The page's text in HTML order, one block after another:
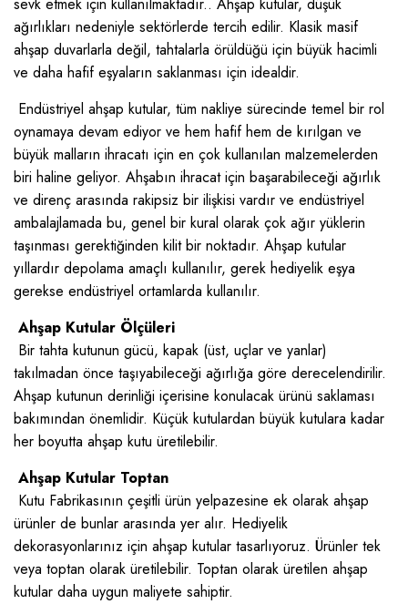
sevk etmek için kullanılmaktadır.. Ahşap kutular, düşük
ağırlıkları nedeniyle sektörlerde tercih edilir. Klasik masif
ahşap duvarlarla değil, tahtalarla örüldüğü için büyük hacimli
ve daha hafif eşyaların saklanması için idealdir.
Endüstriyel ahşap kutular, tüm nakliye sürecinde temel bir rol
oynamaya devam ediyor ve hem hafif hem de kırılgan ve
büyük malların ihracatı için en çok kullanılan malzemelerden
biri haline geliyor. Ahşabın ihracat için başarabileceği ağırlık
ve direnç arasında rakipsiz bir ilişkisi vardır ve endüstriyel
ambalajlamada bu, genel bir kural olarak çok ağır yüklerin
taşınması gerektiğinden kilit bir noktadır. Ahşap kutular
yıllardır depolama amaçlı kullanılır, gerek hediyelik eşya
gerekse endüstriyel ortamlarda kullanılır.
Ahşap Kutular Ölçüleri
Bir tahta kutunun gücü, kapak (üst, uçlar ve yanlar)
takılmadan önce taşıyabileceği ağırlığa göre derecelendirilir.
Ahşap kutunun derinliği içerisine konulacak ürünü saklaması
bakımından önemlidir. Küçük kutulardan büyük kutulara kadar
her boyutta ahşap kutu üretilebilir.
Ahşap Kutular Toptan
Kutu Fabrikasının çeşitli ürün yelpazesine ek olarak ahşap
ürünler de bunlar arasında yer alır. Hediyelik
dekorasyonlarınız için ahşap kutular tasarlıyoruz. Ürünler tek
veya toptan olarak üretilebilir. Toptan olarak üretilen ahşap
kutular daha uygun maliyete sahiptir.